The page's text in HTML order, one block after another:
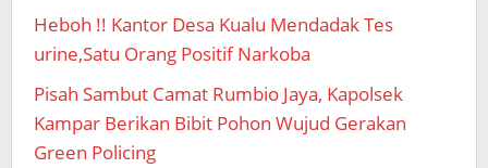
Heboh !! Kantor Desa Kualu Mendadak Tes
urine,Satu Orang Positif Narkoba
Pisah Sambut Camat Rumbio Jaya, Kapolsek
Kampar Berikan Bibit Pohon Wujud Gerakan
Green Policing